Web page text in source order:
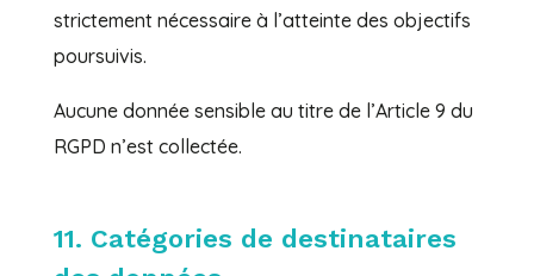
strictement nécessaire à l’atteinte des objectifs
poursuivis.
Aucune donnée sensible au titre de l’Article 9 du
RGPD n’est collectée.
11. Catégories de destinataires